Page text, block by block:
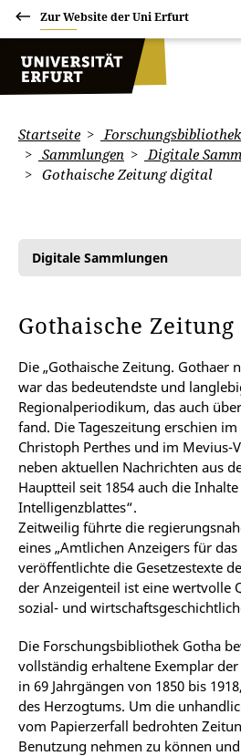
Zur Website der Uni Erfurt
Startseite
Sammlungen
Digitale
Gothaische Zeitung digital
Digitale Sammlungen
Gothaische
Die „Gothaische Zeitung. Gothaer
war das bedeutendste und
Regionalperiodikum, das auch
fand. Die Tageszeitung erschien
Christoph Perthes und im Mevius-
neben aktuellen Nachrichten aus
Hauptteil seit 1854 auch die
Intelligenzblattes“.
Zeitweilig führte die
eines „Amtlichen Anzeigers für
veröffentlichte die Gesetzestexte
der Anzeigenteil ist eine wertvolle
sozial- und
Die Forschungsbibliothek Gotha
vollständig erhaltene Exemplar
in 69 Jahrgängen von 1850 bis
des Herzogtums. Um die
vom Papierzerfall bedrohten
Benutzung nehmen zu können